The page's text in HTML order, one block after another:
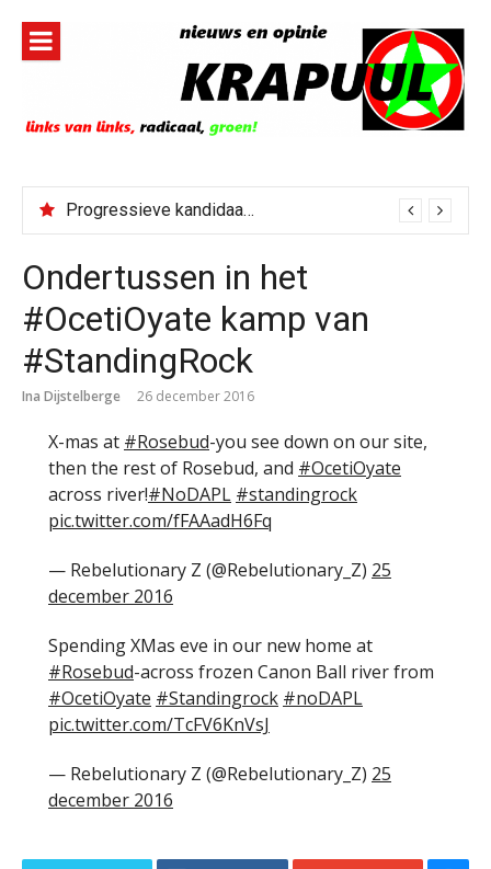
inhoud
Progressieve kandidaat El-Sayed senaatskandidaat Michigan
Ondertussen in het
#OcetiOyate kamp van
#StandingRock
Ina Dijstelberge 26 december 2016
X-mas at #Rosebud-you see down on our site,
then the rest of Rosebud, and #OcetiOyate
across river!#NoDAPL #standingrock
pic.twitter.com/fFAAadH6Fq
— Rebelutionary Z (@Rebelutionary_Z) 25
december 2016
Spending XMas eve in our new home at
#Rosebud-across frozen Canon Ball river from
#OcetiOyate #Standingrock #noDAPL
pic.twitter.com/TcFV6KnVsJ
— Rebelutionary Z (@Rebelutionary_Z) 25
december 2016